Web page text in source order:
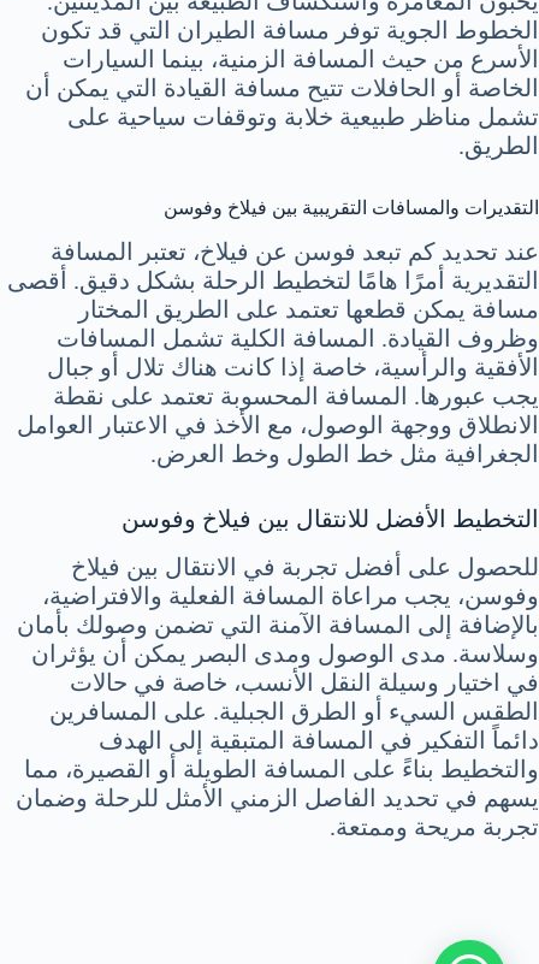
الخطوط الجوية توفر مسافة الطيران التي قد تكون
الأسرع من حيث المسافة الزمنية، بينما السيارات
الخاصة أو الحافلات تتيح مسافة القيادة التي يمكن أن
تشمل مناظر طبيعية خلابة وتوقفات سياحية على
الطريق.
التقديرات والمسافات التقريبية بين فيلاخ وفوسن
عند تحديد كم تبعد فوسن عن فيلاخ، تعتبر المسافة
التقديرية أمرًا هامًا لتخطيط الرحلة بشكل دقيق. أقصى
مسافة يمكن قطعها تعتمد على الطريق المختار
وظروف القيادة. المسافة الكلية تشمل المسافات
الأفقية والرأسية، خاصة إذا كانت هناك تلال أو جبال
يجب عبورها. المسافة المحسوبة تعتمد على نقطة
الانطلاق ووجهة الوصول، مع الأخذ في الاعتبار العوامل
الجغرافية مثل خط الطول وخط العرض.
التخطيط الأفضل للانتقال بين فيلاخ وفوسن
للحصول على أفضل تجربة في الانتقال بين فيلاخ
وفوسن، يجب مراعاة المسافة الفعلية والافتراضية،
بالإضافة إلى المسافة الآمنة التي تضمن وصولك بأمان
وسلاسة. مدى الوصول ومدى البصر يمكن أن يؤثران
في اختيار وسيلة النقل الأنسب، خاصة في حالات
الطقس السيء أو الطرق الجبلية. على المسافرين
دائماً التفكير في المسافة المتبقية إلى الهدف
والتخطيط بناءً على المسافة الطويلة أو القصيرة، مما
يسهم في تحديد الفاصل الزمني الأمثل للرحلة وضمان
تجربة مريحة وممتعة.